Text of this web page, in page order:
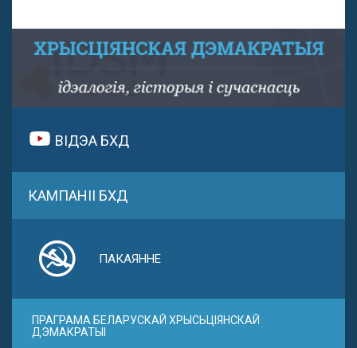
ВІДЭА БХД
КАМПАНІІ БХД
ПАКАЯННЕ
ПРАГРАМА БЕЛАРУСКАЙ ХРЫСЬЦІЯНСКАЙ
ДЭМАКРАТЫІ